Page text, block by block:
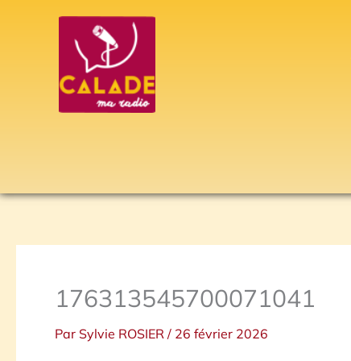
176313545700071041
Par Sylvie ROSIER / 26 février 2026